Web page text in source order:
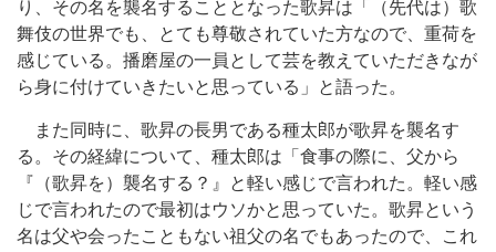
り、その名を襲名することとなった歌昇は「（先代は）歌
舞伎の世界でも、とても尊敬されていた方なので、重荷を
感じている。播磨屋の一員として芸を教えていただきなが
ら身に付けていきたいと思っている」と語った。
また同時に、歌昇の長男である種太郎が歌昇を襲名す
る。その経緯について、種太郎は「食事の際に、父から
『（歌昇を）襲名する？』と軽い感じで言われた。軽い感
じで言われたので最初はウソかと思っていた。歌昇という
名は父や会ったこともない祖父の名でもあったので、これ